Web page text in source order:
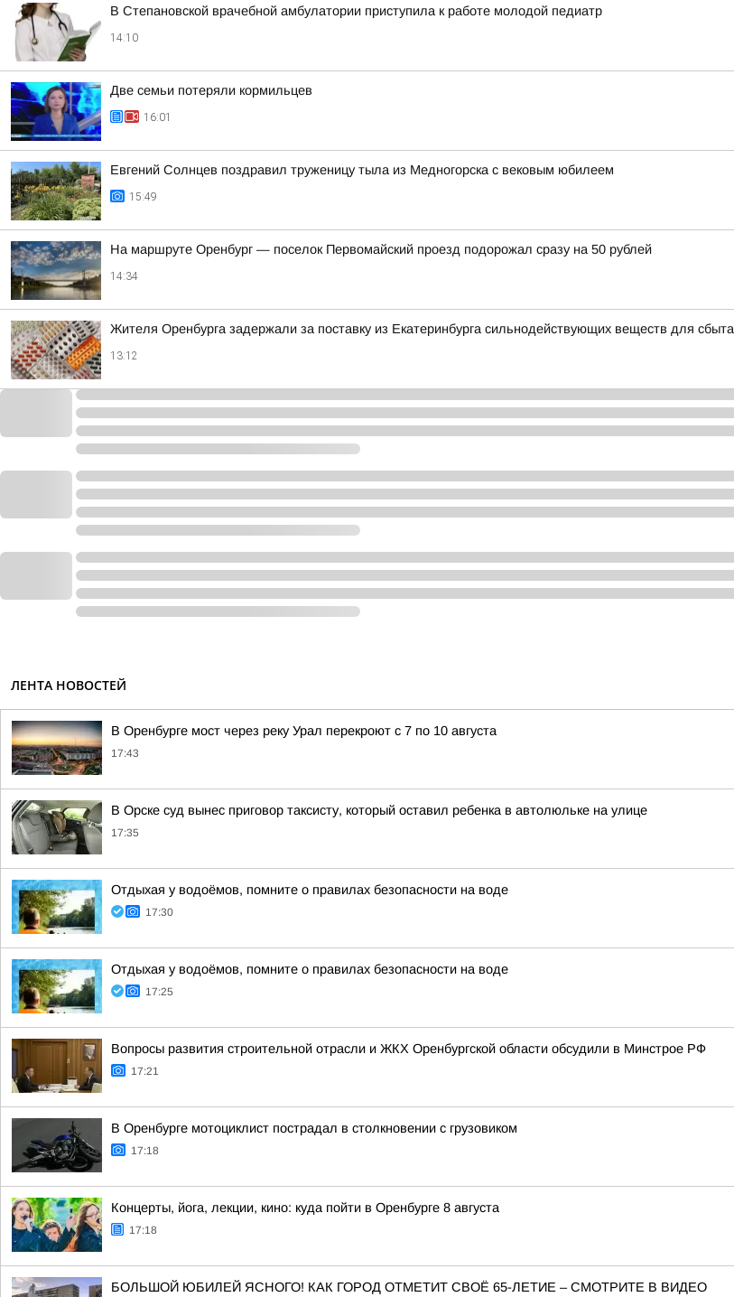
В Степановской врачебной амбулатории приступила к работе молодой педиатр
14:10
Две семьи потеряли кормильцев
16:01
Евгений Солнцев поздравил труженицу тыла из Медногорска с вековым юбилеем
15:49
На маршруте Оренбург — поселок Первомайский проезд подорожал сразу на 50 рублей
14:34
Жителя Оренбурга задержали за поставку из Екатеринбурга сильнодействующих веществ для сбыта
13:12
ЛЕНТА НОВОСТЕЙ
В Оренбурге мост через реку Урал перекроют с 7 по 10 августа
17:43
В Орске суд вынес приговор таксисту, который оставил ребенка в автолюльке на улице
17:35
Отдыхая у водоёмов, помните о правилах безопасности на воде
17:30
Отдыхая у водоёмов, помните о правилах безопасности на воде
17:25
Вопросы развития строительной отрасли и ЖКХ Оренбургской области обсудили в Минстрое РФ
17:21
В Оренбурге мотоциклист пострадал в столкновении с грузовиком
17:18
Концерты, йога, лекции, кино: куда пойти в Оренбурге 8 августа
17:18
БОЛЬШОЙ ЮБИЛЕЙ ЯСНОГО! КАК ГОРОД ОТМЕТИТ СВОЁ 65-ЛЕТИЕ – СМОТРИТЕ В ВИДЕО